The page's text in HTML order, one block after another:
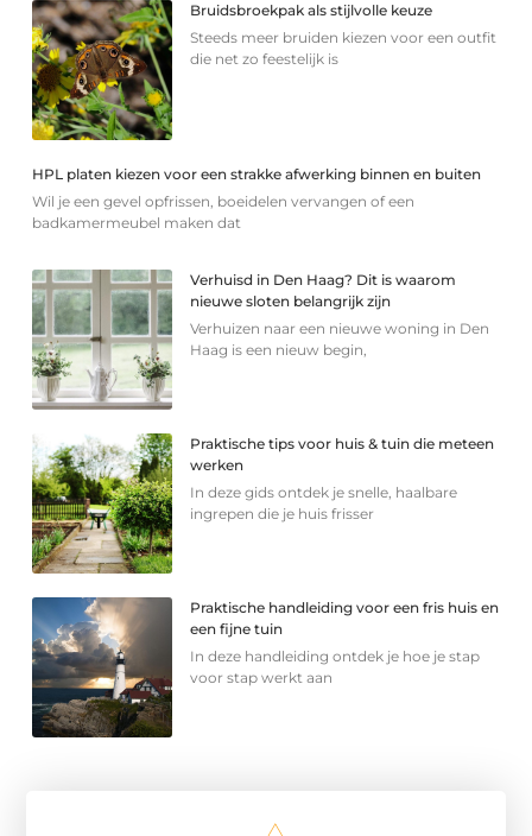
Bruidsbroekpak als stijlvolle keuze
Steeds meer bruiden kiezen voor een outfit
die net zo feestelijk is
HPL platen kiezen voor een strakke afwerking binnen en buiten
Wil je een gevel opfrissen, boeidelen vervangen of een
badkamermeubel maken dat
Verhuisd in Den Haag? Dit is waarom
nieuwe sloten belangrijk zijn
Verhuizen naar een nieuwe woning in Den
Haag is een nieuw begin,
Praktische tips voor huis & tuin die meteen
werken
In deze gids ontdek je snelle, haalbare
ingrepen die je huis frisser
Praktische handleiding voor een fris huis en
een fijne tuin
In deze handleiding ontdek je hoe je stap
voor stap werkt aan